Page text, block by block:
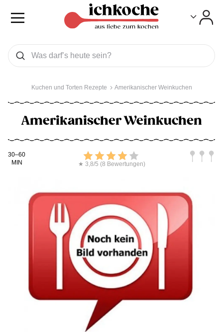
Was wollen Sie suchen
Suchen
Kuchen und Torten Rezepte Amerikanischer Weinkuchen
Amerikanischer Weinkuchen
Kochdauer
30–60
MIN
Bewerten
★ 3,8/5 (8 Bewertungen)